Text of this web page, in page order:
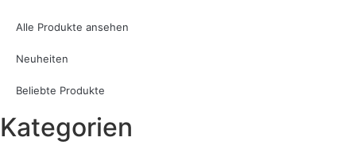
Alle Produkte ansehen
Neuheiten
Beliebte Produkte
Kategorien